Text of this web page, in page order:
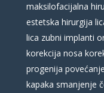
maksilofacijalna
estetska hirurgija
lica zubni implanti
korekcija nosa
progenija
kapaka smanjenje